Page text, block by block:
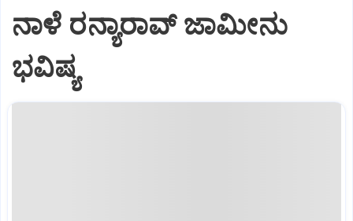
ನಾಳೆ ರನ್ಯಾರಾವ್‌ ಜಾಮೀನು
ಭವಿಷ್ಯ